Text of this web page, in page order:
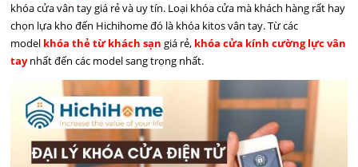
khóa cửa vân tay giá rẻ và uy tín. Loại khóa cửa mà khách hàng rất hay
chọn lựa kho đến Hichihome đó là khóa kitos vân tay. Từ các
model khóa thẻ từ khách sạn giá rẻ, khóa cửa kính cường lực vân
taynhất đến các model sang trọng nhất.